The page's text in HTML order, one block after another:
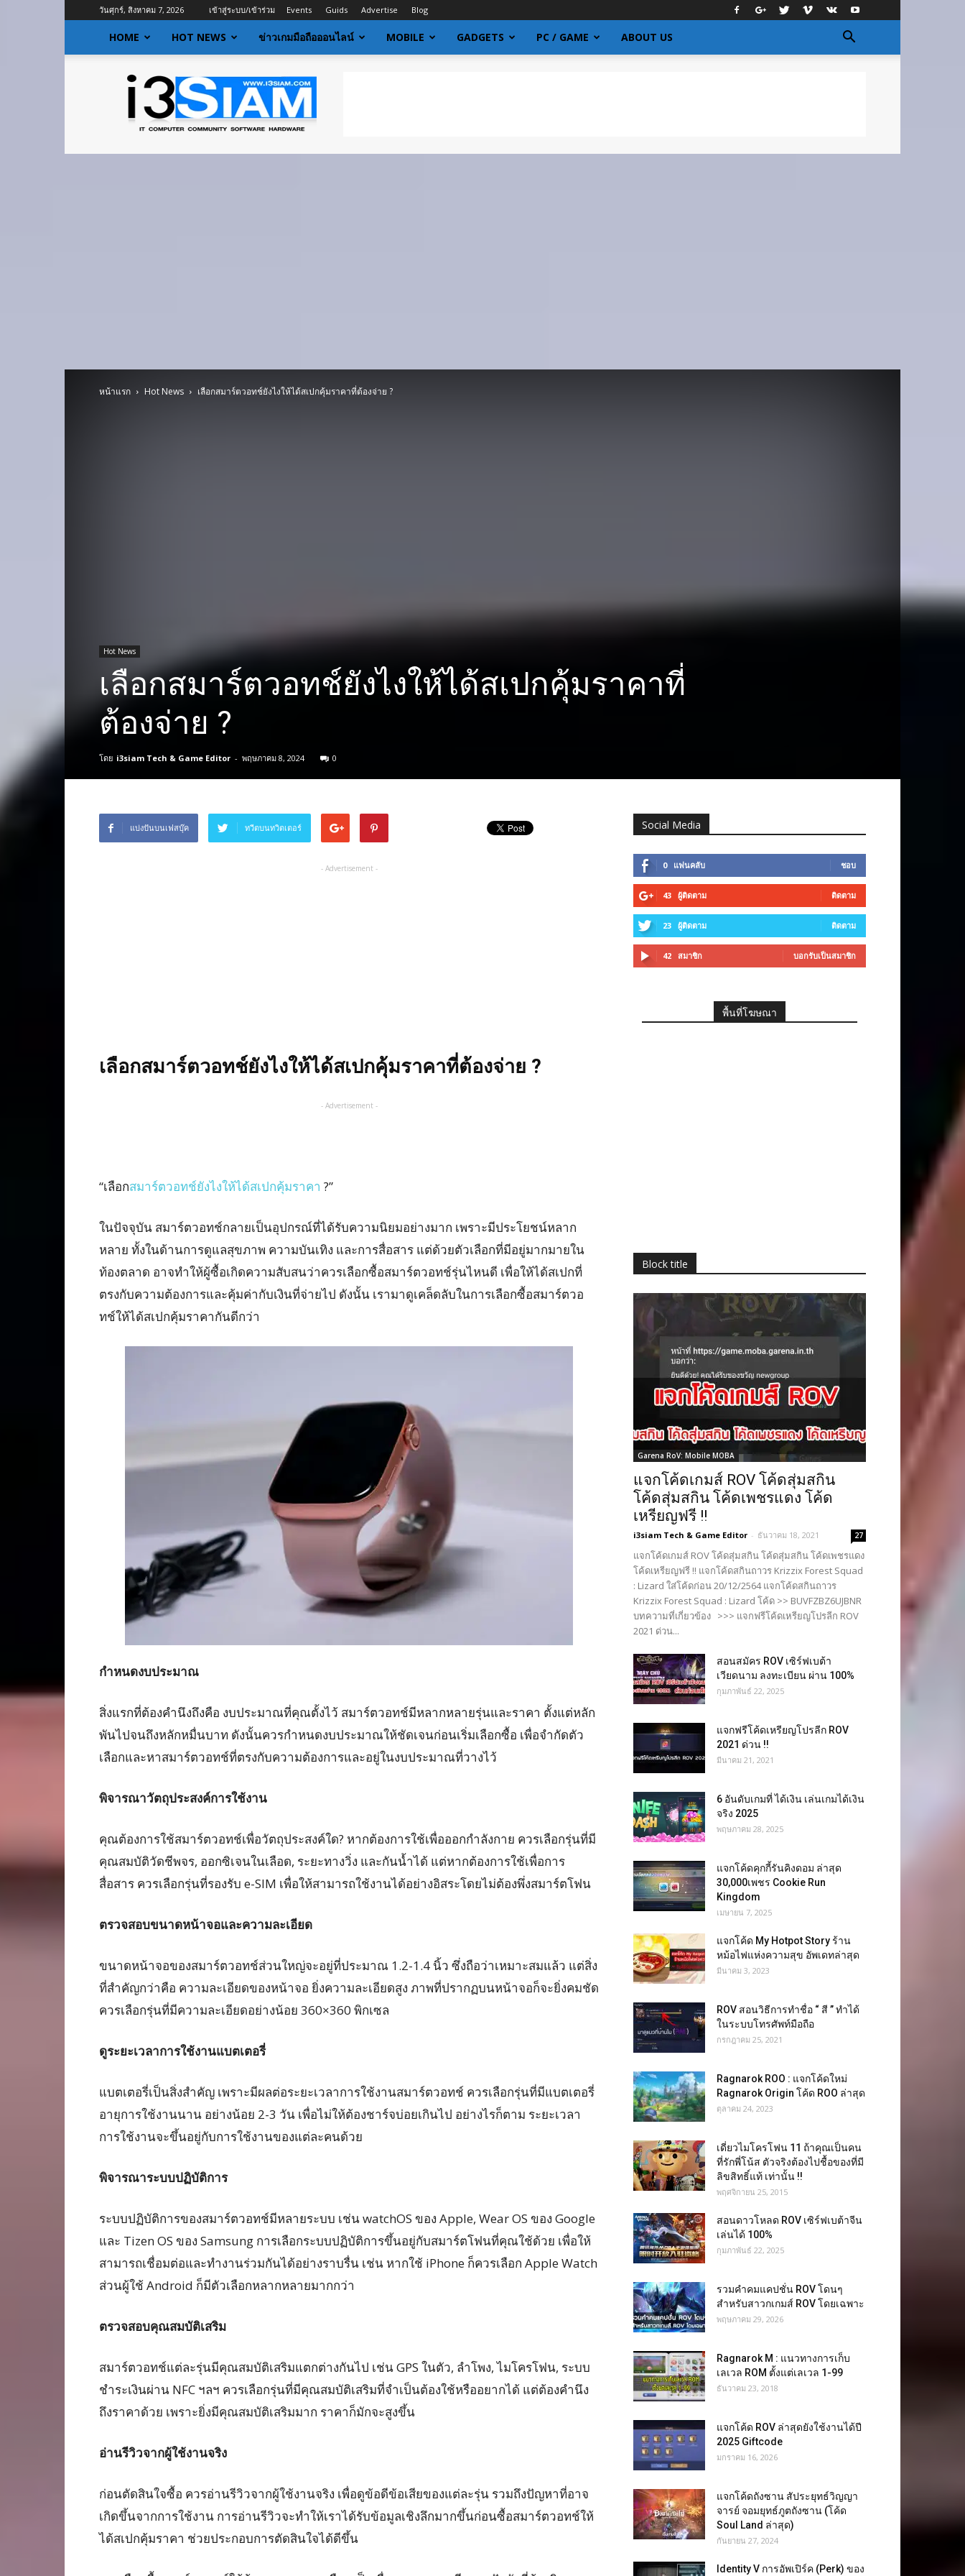
วันศุกร์, สิงหาคม 7, 2026 เข้าสู่ระบบ/เข้าร่วม Events Guids Advertise Blog
HOME HOT NEWS ข่าวเกมมือถือออนไลน์ MOBILE GADGETS PC / GAME ABOUT US
I3siam
ข่าว
ไอที
ข้อมูล
หน้าแรก Hot News เลือกสมาร์ตวอทช์ยังไงให้ได้สเปกคุ้มราคาที่ต้องจ่าย ?
Hot News
เลือกสมาร์ตวอทช์ยังไงให้ได้สเปกคุ้มราคาที่
ต้องจ่าย ?
โดย i3siam Tech & Game Editor - พฤษภาคม 8, 2024 0
แบ่งปันบนเฟสบุ๊ค ทวีตบนทวิตเตอร์
- Advertisement -
เลือกสมาร์ตวอทช์ยังไงให้ได้สเปกคุ้มราคาที่ต้องจ่าย ?
- Advertisement -
“เลือกสมาร์ตวอทช์ยังไงให้ได้สเปกคุ้มราคา ?”
ในปัจจุบัน สมาร์ตวอทช์กลายเป็นอุปกรณ์ที่ได้รับความนิยมอย่างมาก เพราะมีประโยชน์หลาก
หลาย ทั้งในด้านการดูแลสุขภาพ ความบันเทิง และการสื่อสาร แต่ด้วยตัวเลือกที่มีอยู่มากมายใน
ท้องตลาด อาจทำให้ผู้ซื้อเกิดความสับสนว่าควรเลือกซื้อสมาร์ตวอทช์รุ่นไหนดี เพื่อให้ได้สเปกที่
ตรงกับความต้องการและคุ้มค่ากับเงินที่จ่ายไป ดังนั้น เรามาดูเคล็ดลับในการเลือกซื้อสมาร์ตวอ
ทช์ให้ได้สเปกคุ้มราคากันดีกว่า
กำหนดงบประมาณ
สิ่งแรกที่ต้องคำนึงถึงคือ งบประมาณที่คุณตั้งไว้ สมาร์ตวอทช์มีหลากหลายรุ่นและราคา ตั้งแต่หลัก
พันไปจนถึงหลักหมื่นบาท ดังนั้นควรกำหนดงบประมาณให้ชัดเจนก่อนเริ่มเลือกซื้อ เพื่อจำกัดตัว
เลือกและหาสมาร์ตวอทช์ที่ตรงกับความต้องการและอยู่ในงบประมาณที่วางไว้
พิจารณาวัตถุประสงค์การใช้งาน
คุณต้องการใช้สมาร์ตวอทช์เพื่อวัตถุประสงค์ใด? หากต้องการใช้เพื่อออกกำลังกาย ควรเลือกรุ่นที่มี
คุณสมบัติวัดชีพจร, ออกซิเจนในเลือด, ระยะทางวิ่ง และกันน้ำได้ แต่หากต้องการใช้เพื่อการ
สื่อสาร ควรเลือกรุ่นที่รองรับ e-SIM เพื่อให้สามารถใช้งานได้อย่างอิสระโดยไม่ต้องพึ่งสมาร์ตโฟน
ตรวจสอบขนาดหน้าจอและความละเอียด
ขนาดหน้าจอของสมาร์ตวอทช์ส่วนใหญ่จะอยู่ที่ประมาณ 1.2-1.4 นิ้ว ซึ่งถือว่าเหมาะสมแล้ว แต่สิ่ง
ที่สำคัญกว่าคือ ความละเอียดของหน้าจอ ยิ่งความละเอียดสูง ภาพที่ปรากฏบนหน้าจอก็จะยิ่งคมชัด
ควรเลือกรุ่นที่มีความละเอียดอย่างน้อย 360×360 พิกเซล
ดูระยะเวลาการใช้งานแบตเตอรี่
แบตเตอรี่เป็นสิ่งสำคัญ เพราะมีผลต่อระยะเวลาการใช้งานสมาร์ตวอทช์ ควรเลือกรุ่นที่มีแบตเตอรี่
อายุการใช้งานนาน อย่างน้อย 2-3 วัน เพื่อไม่ให้ต้องชาร์จบ่อยเกินไป อย่างไรก็ตาม ระยะเวลา
การใช้งานจะขึ้นอยู่กับการใช้งานของแต่ละคนด้วย
พิจารณาระบบปฏิบัติการ
ระบบปฏิบัติการของสมาร์ตวอทช์มีหลายระบบ เช่น watchOS ของ Apple, Wear OS ของ Google
และ Tizen OS ของ Samsung การเลือกระบบปฏิบัติการขึ้นอยู่กับสมาร์ตโฟนที่คุณใช้ด้วย เพื่อให้
สามารถเชื่อมต่อและทำงานร่วมกันได้อย่างราบรื่น เช่น หากใช้ iPhone ก็ควรเลือก Apple Watch
ส่วนผู้ใช้ Android ก็มีตัวเลือกหลากหลายมากกว่า
ตรวจสอบคุณสมบัติเสริม
สมาร์ตวอทช์แต่ละรุ่นมีคุณสมบัติเสริมแตกต่างกันไป เช่น GPS ในตัว, ลำโพง, ไมโครโฟน, ระบบ
ชำระเงินผ่าน NFC ฯลฯ ควรเลือกรุ่นที่มีคุณสมบัติเสริมที่จำเป็นต้องใช้หรืออยากได้ แต่ต้องคำนึง
ถึงราคาด้วย เพราะยิ่งมีคุณสมบัติเสริมมาก ราคาก็มักจะสูงขึ้น
อ่านรีวิวจากผู้ใช้งานจริง
ก่อนตัดสินใจซื้อ ควรอ่านรีวิวจากผู้ใช้งานจริง เพื่อดูข้อดีข้อเสียของแต่ละรุ่น รวมถึงปัญหาที่อาจ
เกิดขึ้นจากการใช้งาน การอ่านรีวิวจะทำให้เราได้รับข้อมูลเชิงลึกมากขึ้นก่อนซื้อสมาร์ตวอทช์ให้
ได้สเปกคุ้มราคา ช่วยประกอบการตัดสินใจได้ดีขึ้น
Social Media
0 แฟนคลับ ชอบ
43 ผู้ติดตาม ติดตาม
23 ผู้ติดตาม ติดตาม
42 สมาชิก บอกรับเป็นสมาชิก
พื้นที่โฆษณา
Block title
Garena RoV: Mobile MOBA
แจกโค้ดเกมส์ ROV โค้ดสุ่มสกิน
โค้ดสุ่มสกิน โค้ดเพชรแดง โค้ด
เหรียญฟรี !!
i3siam Tech & Game Editor - ธันวาคม 18, 2021 27
แจกโค้ดเกมส์ ROV โค้ดสุ่มสกิน โค้ดสุ่มสกิน โค้ดเพชรแดง
โค้ดเหรียญฟรี !! แจกโค้ดสกินถาวร Krizzix Forest Squad
: Lizard ใส่โค้ดก่อน 20/12/2564 แจกโค้ดสกินถาวร
Krizzix Forest Squad : Lizard โค้ด >> BUVFZBZ6UJBNR
บทความที่เกี่ยวข้อง >>> แจกฟรีโค้ดเหรียญโปรลีก ROV
2021 ด่วน...
สอนสมัคร ROV เซิร์ฟเบต้า
เวียดนาม ลงทะเบียน ผ่าน 100%
กุมภาพันธ์ 22, 2025
แจกฟรีโค้ดเหรียญโปรลีก ROV
2021 ด่วน !!
มีนาคม 21, 2021
6 อันดับเกมที่ ได้เงิน เล่นเกมได้เงิน
จริง 2025
พฤษภาคม 28, 2025
แจกโค้ดคุกกี้รันคิงดอม ล่าสุด
30,000เพชร Cookie Run
Kingdom
เมษายน 7, 2025
แจกโค้ด My Hotpot Story ร้าน
หม้อไฟแห่งความสุข อัพเดทล่าสุด
มีนาคม 3, 2023
ROV สอนวิธีการทำชื่อ “ สี ” ทำได้
ในระบบโทรศัพท์มือถือ
กรกฎาคม 25, 2021
Ragnarok ROO : แจกโค้ดใหม่
Ragnarok Origin โค้ด ROO ล่าสุด
ตุลาคม 24, 2023
เดี่ยวไมโครโฟน 11 ถ้าคุณเป็นคน
ที่รักพี่โน้ส ตัวจริงต้องไปชื้อของที่มี
ลิขสิทธิ์แท้ เท่านั้น !!
พฤศจิกายน 25, 2015
สอนดาวโหลด ROV เซิร์ฟเบต้าจีน
เล่นได้ 100%
กุมภาพันธ์ 22, 2025
รวมคำคมแคปชั่น ROV โดนๆ
สำหรับสาวกเกมส์ ROV โดยเฉพาะ
พฤษภาคม 29, 2026
Ragnarok M : แนวทางการเก็บ
เลเวล ROM ตั้งแต่เลเวล 1-99
ธันวาคม 23, 2018
แจกโค้ด ROV ล่าสุดยังใช้งานได้ปี
2025 Giftcode
มกราคม 16, 2026
แจกโค้ดถังซาน สัประยุทธ์วิญญา
จารย์ จอมยุทธ์ภูตถังซาน (โค้ด
Soul Land ล่าสุด)
กันยายน 27, 2024
Identity V การอัพเปิร์ค (Perk) ของ